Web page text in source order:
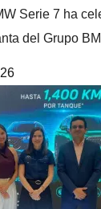
Serie 7 ha
del Grupo